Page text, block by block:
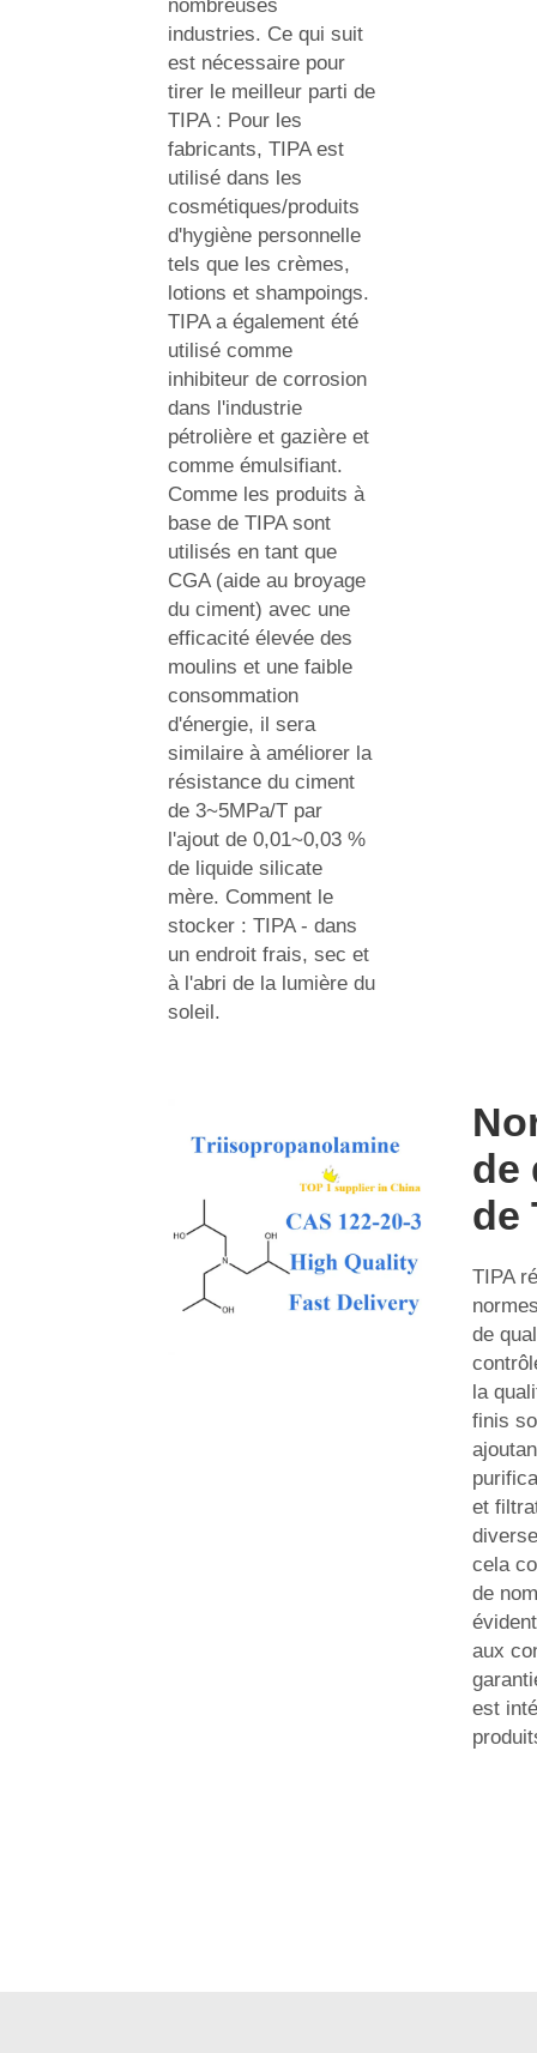
nombreuses
industries. Ce qui suit
est nécessaire pour
tirer le meilleur parti de
TIPA : Pour les
fabricants, TIPA est
utilisé dans les
cosmétiques/produits
d'hygiène personnelle
tels que les crèmes,
lotions et shampoings.
TIPA a également été
utilisé comme
inhibiteur de corrosion
dans l'industrie
pétrolière et gazière et
comme émulsifiant.
Comme les produits à
base de TIPA sont
utilisés en tant que
CGA (aide au broyage
du ciment) avec une
efficacité élevée des
moulins et une faible
consommation
d'énergie, il sera
similaire à améliorer la
résistance du ciment
de 3~5MPa/T par
l'ajout de 0,01~0,03 %
de liquide silicate
mère. Comment le
stocker : TIPA - dans
un endroit frais, sec et
à l'abri de la lumière du
soleil.
de
de
TIPA
de
la
finis
et
cela
de
aux
est